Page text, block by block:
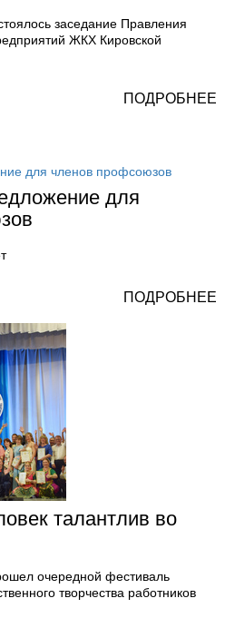
заседание Правления
ЖКХ Кировской
ПОДРОБНЕЕ
для
ПОДРОБНЕЕ
талантлив во
очередной фестиваль
творчества работников